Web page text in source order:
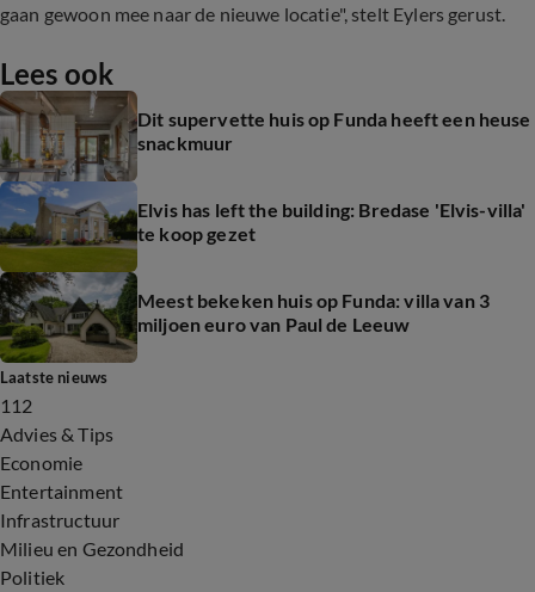
gaan gewoon mee naar de nieuwe locatie", stelt Eylers gerust.
Lees ook
Dit supervette huis op Funda heeft een heuse
snackmuur
Elvis has left the building: Bredase 'Elvis-villa'
te koop gezet
Meest bekeken huis op Funda: villa van 3
miljoen euro van Paul de Leeuw
Laatste nieuws
112
Advies & Tips
Economie
Entertainment
Infrastructuur
Milieu en Gezondheid
Politiek